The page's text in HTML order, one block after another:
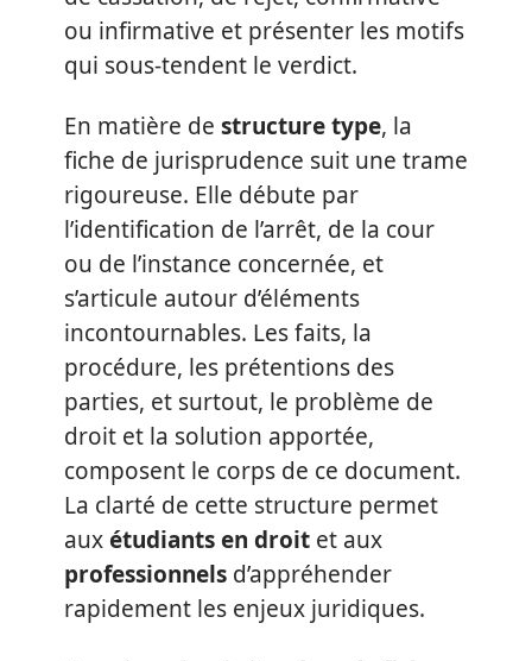
ou infirmative et présenter les motifs
qui sous-tendent le verdict.
En matière de structure type, la
fiche de jurisprudence suit une trame
rigoureuse. Elle débute par
l’identification de l’arrêt, de la cour
ou de l’instance concernée, et
s’articule autour d’éléments
incontournables. Les faits, la
procédure, les prétentions des
parties, et surtout, le problème de
droit et la solution apportée,
composent le corps de ce document.
La clarté de cette structure permet
auxétudiants en droit et aux
professionnels d’appréhender
rapidement les enjeux juridiques.